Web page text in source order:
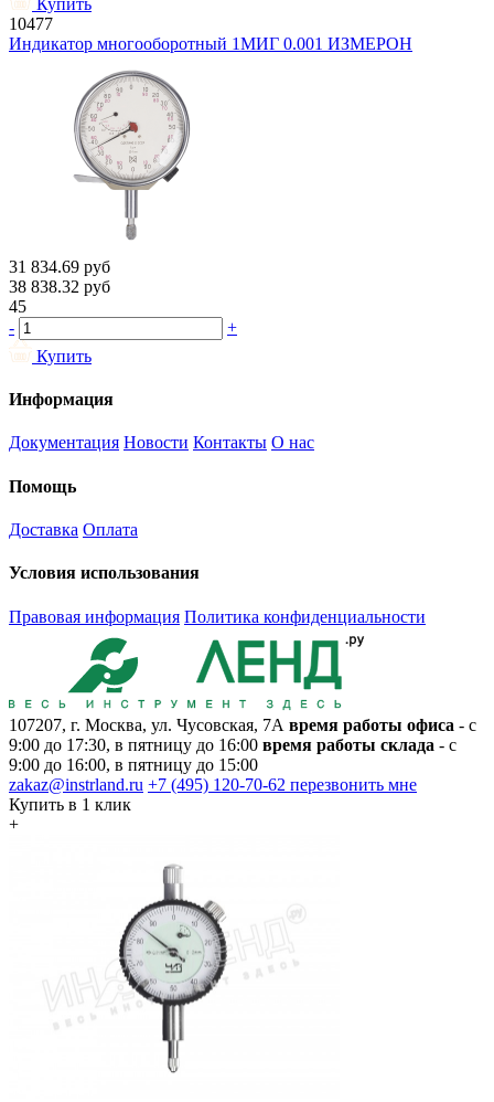
Купить
10477
Индикатор многооборотный 1МИГ 0.001 ИЗМЕРОН
31 834.69 руб
38 838.32 руб
45
-
+
Купить
Информация
Документация Новости Контакты О нас
Помощь
Доставка Оплата
Условия использования
Правовая информация Политика конфиденциальности
107207, г. Москва, ул. Чусовская, 7А время работы офиса - с
9:00 до 17:30, в пятницу до 16:00 время работы склада - с
9:00 до 16:00, в пятницу до 15:00
zakaz@instrland.ru +7 (495) 120-70-62 перезвонить мне
Купить в 1 клик
+